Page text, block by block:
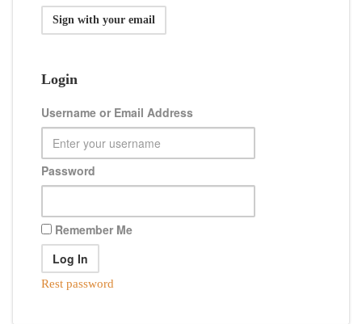
Sign with your email
Login
Username or Email Address
Password
Remember Me
Rest password